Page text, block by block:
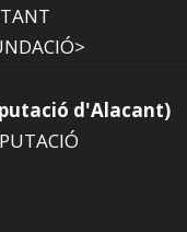
d'Alacant)